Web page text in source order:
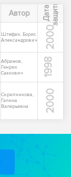
Автор Д
а
т
а
з
а
щ
и
т ы
Штефан, Борис
Александрович
2000
Абрамов,
Генрих
Саакович
1998
Скрипникова,
Галина
Валерьевна
2000